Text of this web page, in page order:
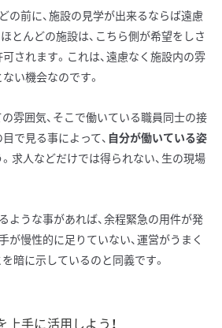
の前に、施設の見学が出来るならば遠慮
とんどの施設は、こちら側が希望をしさ
されます。これは、遠慮なく施設内の雰
い機会なのです。
雰囲気、そこで働いている職員同士の接
で見る事によって、 自分が働いている姿
求人などだけでは得られない、生の現場
ような事があれば、余程緊急の用件が発
が慢性的に足りていない、運営がうまく
暗に示しているのと同義です。
手に活用しよう！